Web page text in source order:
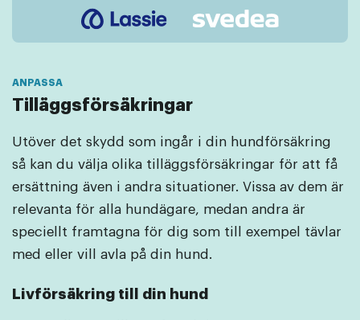
Tilläggsförsäkringar
Utöver det skydd som ingår i din hundförsäkring
så kan du välja olika tilläggsförsäkringar för att få
ersättning även i andra situationer. Vissa av dem är
relevanta för alla hundägare, medan andra är
speciellt framtagna för dig som till exempel tävlar
med eller vill avla på din hund.
Livförsäkring till din hund